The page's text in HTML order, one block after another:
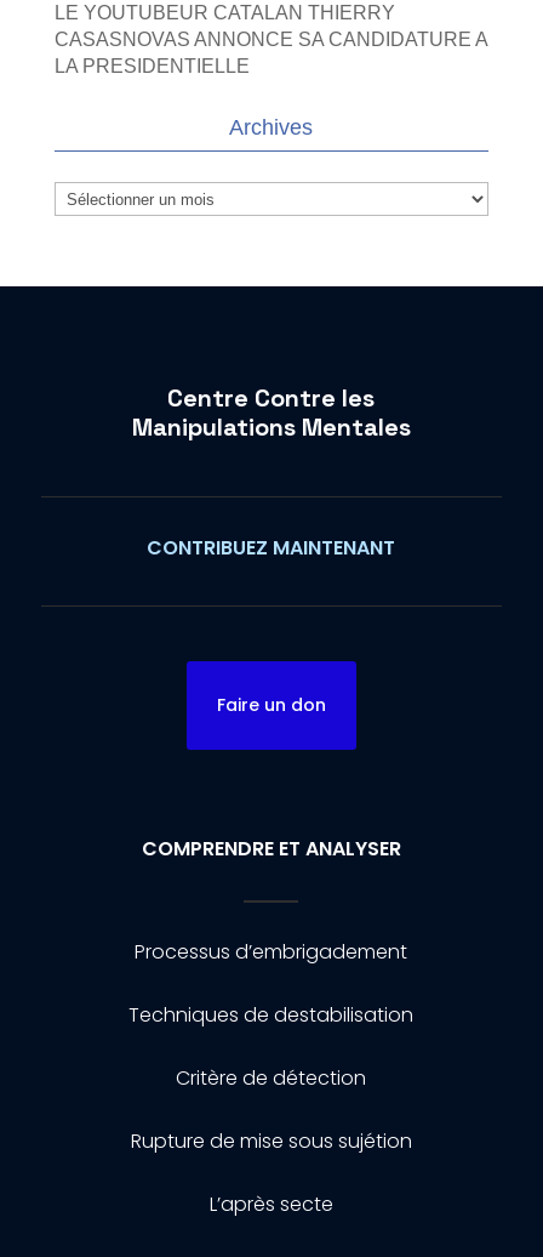
LE YOUTUBEUR CATALAN THIERRY
CASASNOVAS ANNONCE SA CANDIDATURE A
LA PRESIDENTIELLE
Archives
Archives
Centre Contre les
Manipulations Mentales
CONTRIBUEZ MAINTENANT
Faire un don
COMPRENDRE ET ANALYSER
Processus d’embrigadement
Techniques de destabilisation
Critère de détection
Rupture de mise sous sujétion
L’après secte